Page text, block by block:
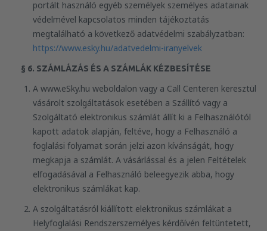
portált használó egyéb személyek személyes adatainak
védelmével kapcsolatos minden tájékoztatás
megtalálható a következő adatvédelmi szabályzatban:
https://www.esky.hu/adatvedelmi-iranyelvek
§ 6. SZÁMLÁZÁS ÉS A SZÁMLÁK KÉZBESÍTÉSE
A www.eSky.hu weboldalon vagy a Call Centeren keresztül
vásárolt szolgáltatások esetében a Szállító vagy a
Szolgáltató elektronikus számlát állít ki a Felhasználótól
kapott adatok alapján, feltéve, hogy a Felhasználó a
foglalási folyamat során jelzi azon kívánságát, hogy
megkapja a számlát. A vásárlással és a jelen Feltételek
elfogadásával a Felhasználó beleegyezik abba, hogy
elektronikus számlákat kap.
A szolgáltatásról kiállított elektronikus számlákat a
Helyfoglalási Rendszerszemélyes kérdőívén feltüntetett,